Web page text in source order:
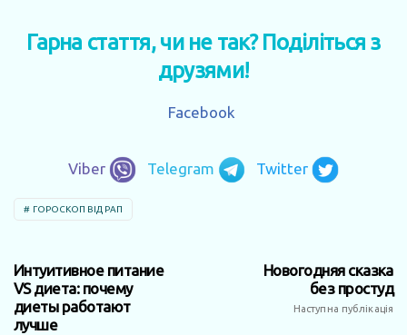
Гарна стаття, чи не так? Поділіться з
друзями!
Facebook
Viber Telegram Twitter
ГОРОСКОП ВІД РАП
Интуитивное питание
VS диета: почему
диеты работают
лучше
Новогодняя сказка
без простуд
Наступна публікація